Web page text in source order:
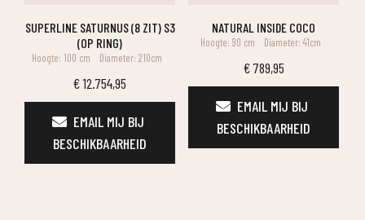
SUPERLINE SATURNUS (8 ZIT) S3
(OP RING)
Hoogte: 100 cm Diameter: 210cm
€12.754,95
EMAIL MIJ BIJ
BESCHIKBAARHEID
NATURAL INSIDE COCO
Hoogte: 90 cm Diameter: 41cm
€ 789,95
EMAIL MIJ BIJ
BESCHIKBAARHEID